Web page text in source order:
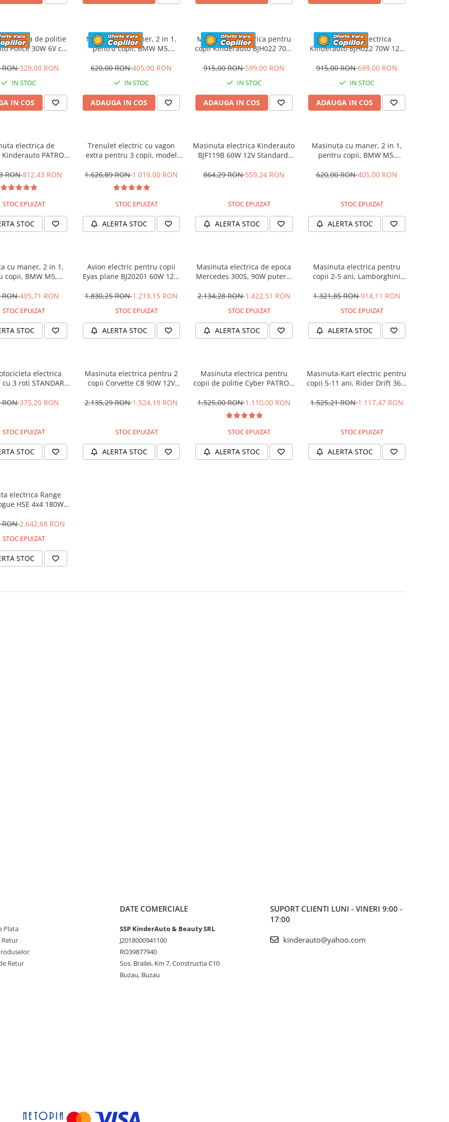
electrica de politie
Police 30W 6V cu
culoare Rosu
RON329,00 RON
IN STOC
IN COS
Masinuta cu maner, 2 in 1,
pentru copii, BMW M5,
620,00 RON405,00 RON
IN STOC
ADAUGA IN COS
Motocicleta electrica pentru
copii Kinderauto BJH022 70W
915,00 RON599,00 RON
IN STOC
ADAUGA IN COS
Motocicleta electrica
Kinderauto BJH022 70W 12V
culoare Rosie
915,00 RON699,00 RON
IN STOC
ADAUGA IN COS
electrica de
PATROL
RON812,43 RON
STOC EPUIZAT
STOC
Trenulet electric cu vagon
extra pentru 3 copii, model
music player, albastru
1.626,89 RON1.019,00 RON
STOC EPUIZAT
ALERTA STOC
Masinuta electrica Kinderauto
BJF119B 60W 12V Standard,
864,29 RON559,24 RON
STOC EPUIZAT
ALERTA STOC
Masinuta cu maner, 2 in 1,
pentru copii, BMW M5,
620,00 RON405,00 RON
STOC EPUIZAT
ALERTA STOC
cu maner, 2 in 1,
copii, BMW M5,
RON405,71 RON
STOC EPUIZAT
STOC
Avion electric pentru copii
Eyas plane BJ20201 60W 12V,
1.830,25 RON1.219,15 RON
STOC EPUIZAT
ALERTA STOC
Masinuta electrica de epoca
Mercedes 300S, 90W putere,
2.134,28 RON1.422,51 RON
STOC EPUIZAT
ALERTA STOC
Masinuta electrica pentru
copii 2-5 ani, Lamborghini
12V, galbena
1.321,85 RON914,11 RON
STOC EPUIZAT
ALERTA STOC
electrica
cu 3 roti STANDARD
RON375,20 RON
STOC EPUIZAT
STOC
Masinuta electrica pentru 2
copii Corvette C8 90W 12V
2.135,29 RON1.524,19 RON
STOC EPUIZAT
ALERTA STOC
Masinuta electrica pentru
copii de politie Cyber PATROL,
90W, 12V, Black & White
1.525,00 RON1.110,00 RON
STOC EPUIZAT
ALERTA STOC
Masinuta-Kart electric pentru
copii 5-11 ani, Rider Drift 360,
1.525,21 RON1.117,47 RON
STOC EPUIZAT
ALERTA STOC
electrica Range
HSE 4x4 180W
RON2.642,68 RON
STOC EPUIZAT
STOC
Plata
Retur
Retur
DATE COMERCIALE
SSP KinderAuto & Beauty SRL
J2018000941100
RO39877940
Sos. Brailei, Km 7. Constructia C10
Buzau, Buzau
SUPORT CLIENTI LUNI - VINERI 9:00 -
17:00
kinderauto@yahoo.com